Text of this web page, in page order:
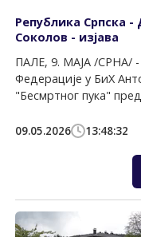
Република Српска
Соколов - изјава
ПАЛЕ, 9. МАЈА /СРНА/ -
Федерације у БиХ
"Бесмртног пука"
09.05.2026 13:48:32